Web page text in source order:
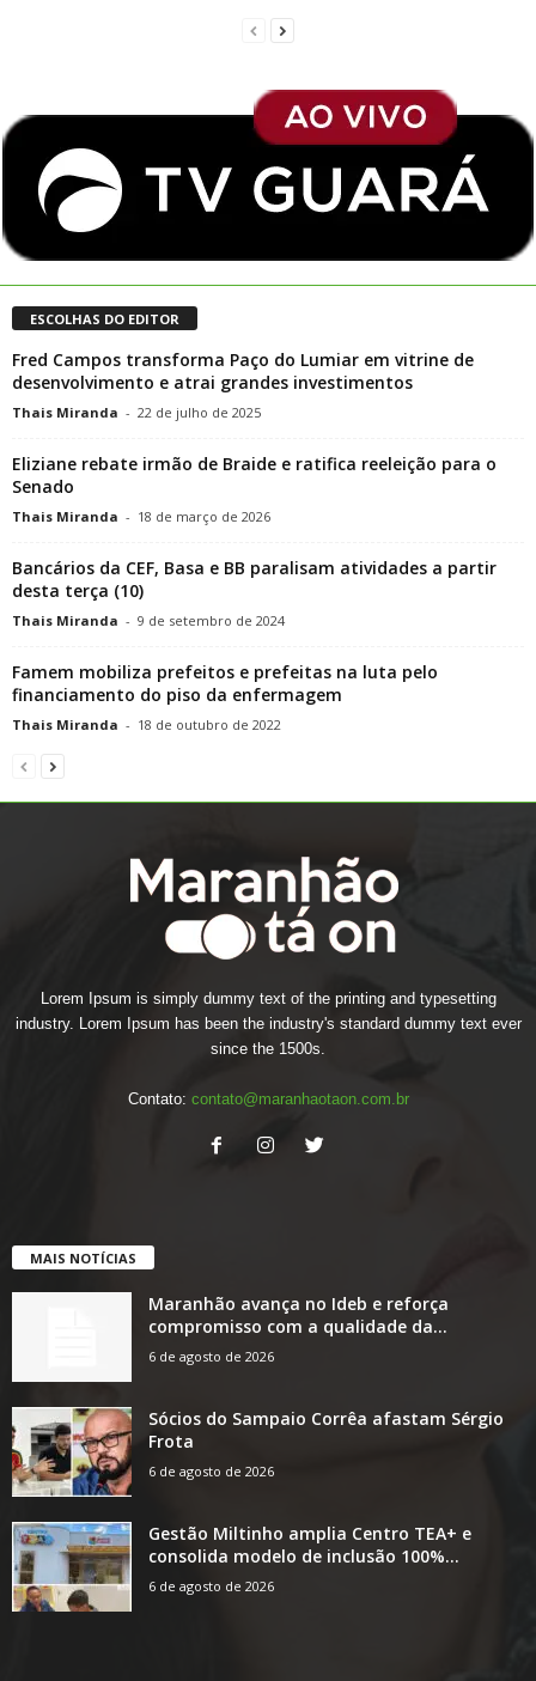
ESCOLHAS DO EDITOR
Fred Campos transforma Paço do Lumiar em vitrine de
desenvolvimento e atrai grandes investimentos
Thais Miranda - 22 de julho de 2025
Eliziane rebate irmão de Braide e ratifica reeleição para o
Senado
Thais Miranda - 18 de março de 2026
Bancários da CEF, Basa e BB paralisam atividades a partir
desta terça (10)
Thais Miranda - 9 de setembro de 2024
Famem mobiliza prefeitos e prefeitas na luta pelo
financiamento do piso da enfermagem
Thais Miranda - 18 de outubro de 2022
Lorem Ipsum is simply dummy text of the printing and typesetting
industry. Lorem Ipsum has been the industry's standard dummy text ever
since the 1500s.
Contato: contato@maranhaotaon.com.br
MAIS NOTÍCIAS
Maranhão avança no Ideb e reforça
compromisso com a qualidade da...
6 de agosto de 2026
Sócios do Sampaio Corrêa afastam Sérgio
Frota
6 de agosto de 2026
Gestão Miltinho amplia Centro TEA+ e
consolida modelo de inclusão 100%...
6 de agosto de 2026